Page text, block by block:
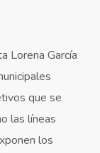
Lorena García
que se
las líneas
los